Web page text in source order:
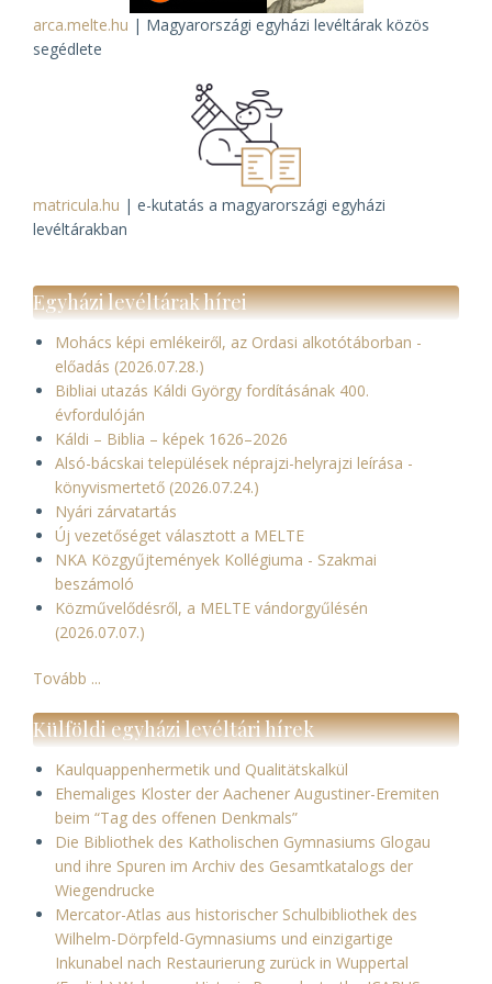
arca.melte.hu | Magyarországi egyházi levéltárak közös
segédlete
matricula.hu | e-kutatás a magyarországi egyházi
levéltárakban
Egyházi levéltárak hírei
Mohács képi emlékeiről, az Ordasi alkotótáborban -
előadás (2026.07.28.)
Bibliai utazás Káldi György fordításának 400.
évfordulóján
Káldi – Biblia – képek 1626–2026
Alsó-bácskai települések néprajzi-helyrajzi leírása -
könyvismertető (2026.07.24.)
Nyári zárvatartás
Új vezetőséget választott a MELTE
NKA Közgyűjtemények Kollégiuma - Szakmai
beszámoló
Közművelődésről, a MELTE vándorgyűlésén
(2026.07.07.)
Tovább ...
Külföldi egyházi levéltári hírek
Kaulquappenhermetik und Qualitätskalkül
Ehemaliges Kloster der Aachener Augustiner-Eremiten
beim “Tag des offenen Denkmals”
Die Bibliothek des Katholischen Gymnasiums Glogau
und ihre Spuren im Archiv des Gesamtkatalogs der
Wiegendrucke
Mercator-Atlas aus historischer Schulbibliothek des
Wilhelm-Dörpfeld-Gymnasiums und einzigartige
Inkunabel nach Restaurierung zurück in Wuppertal